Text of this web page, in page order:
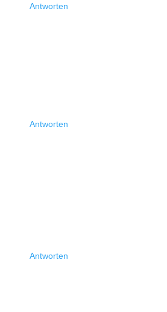
Antworten
Antworten
Antworten